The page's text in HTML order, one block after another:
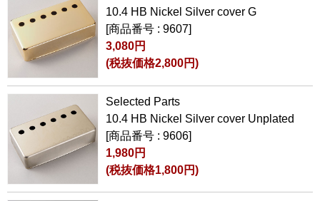
10.4 HB Nickel Silver cover G
[商品番号 : 9607]
3,080円
(税抜価格2,800円)
Selected Parts
10.4 HB Nickel Silver cover Unplated
[商品番号 : 9606]
1,980円
(税抜価格1,800円)